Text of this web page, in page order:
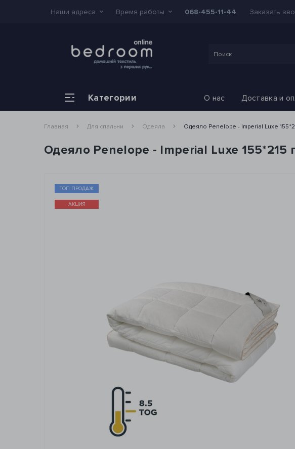
Наши адреса Время работы 068-455-11-44 Заказать
Категории О нас Доставка и
Главная Для спальни Одеяла Одеяло Penelope - Imperial Luxe
Одеяло Penelope - Imperial Luxe 155*215
ТОП ПРОДАЖ
АКЦИЯ